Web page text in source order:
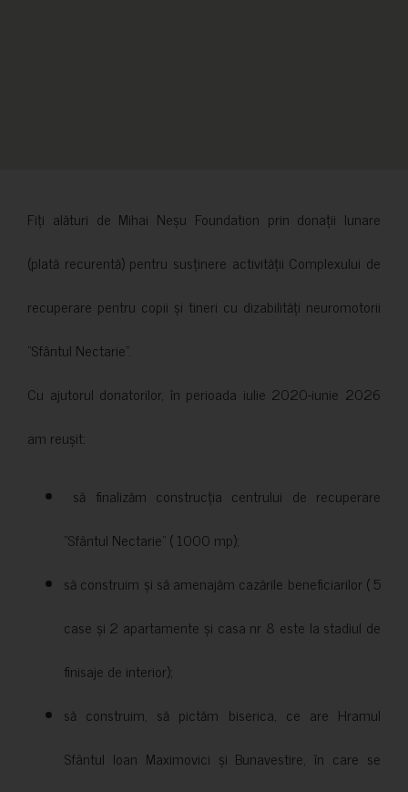
Fiți alături de Mihai Neșu Foundation prin donații lunare
(plată recurentă) pentru susținere activității Complexului de
recuperare pentru copii și tineri cu dizabilități neuromotorii
”Sfântul Nectarie”.
Cu ajutorul donatorilor, în perioada iulie 2020-iunie 2026
am reușit:
să finalizăm construcția centrului de recuperare
”Sfântul Nectarie” ( 1000 mp);
să construim și să amenajăm cazările beneficiarilor ( 5
case și 2 apartamente și casa nr 8 este la stadiul de
finisaje de interior);
să construim, să pictăm biserica, ce are Hramul
Sfântul Ioan Maximovici și Bunavestire, în care se